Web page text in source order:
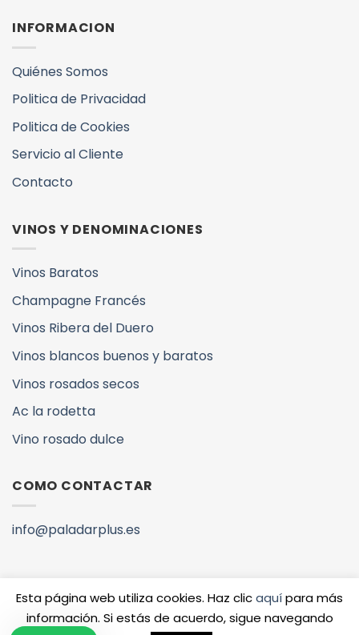
INFORMACION
Quiénes Somos
Politica de Privacidad
Politica de Cookies
Servicio al Cliente
Contacto
VINOS Y DENOMINACIONES
Vinos Baratos
Champagne Francés
Vinos Ribera del Duero
Vinos blancos buenos y baratos
Vinos rosados secos
Ac la rodetta
Vino rosado dulce
COMO CONTACTAR
info@paladarplus.es
QUIENES SOMOS VINOS Y DENOMINACIONES Copyright 2026 ©
Esta página web utiliza cookies. Haz clicaquípara más
información. Si estás de acuerdo, sigue navegando